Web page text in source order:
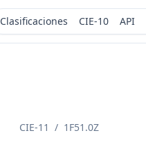
Clasificaciones CIE-10 API
CIE-11 / 1F51.0Z